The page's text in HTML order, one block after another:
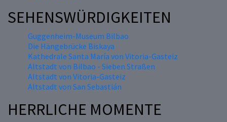
SEHENSWÜRDIGKEITEN
Guggenheim-Museum Bilbao
Die Hängebrücke Biskaya
Kathedrale Santa María von Vitoria-Gasteiz
Altstadt von Bilbao - Sieben Straßen
Altstadt von Vitoria-Gasteiz
Altstadt von San Sebastián
HERRLICHE MOMENTE